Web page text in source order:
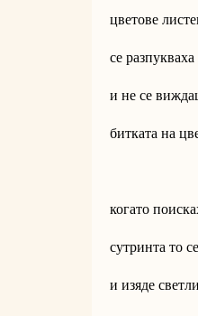
цветове
се
и не се
битката на
когато
сутринта то
и изяде